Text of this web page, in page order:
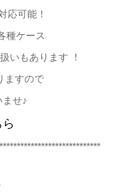
応可能！
種ケース
いもあります ！
ますので
せ♪